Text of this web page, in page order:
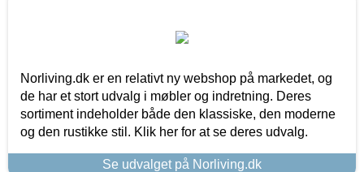
Norliving.dk er en relativt ny webshop på markedet, og
de har et stort udvalg i møbler og indretning. Deres
sortiment indeholder både den klassiske, den moderne
og den rustikke stil. Klik her for at se deres udvalg.
Se udvalget på Norliving.dk